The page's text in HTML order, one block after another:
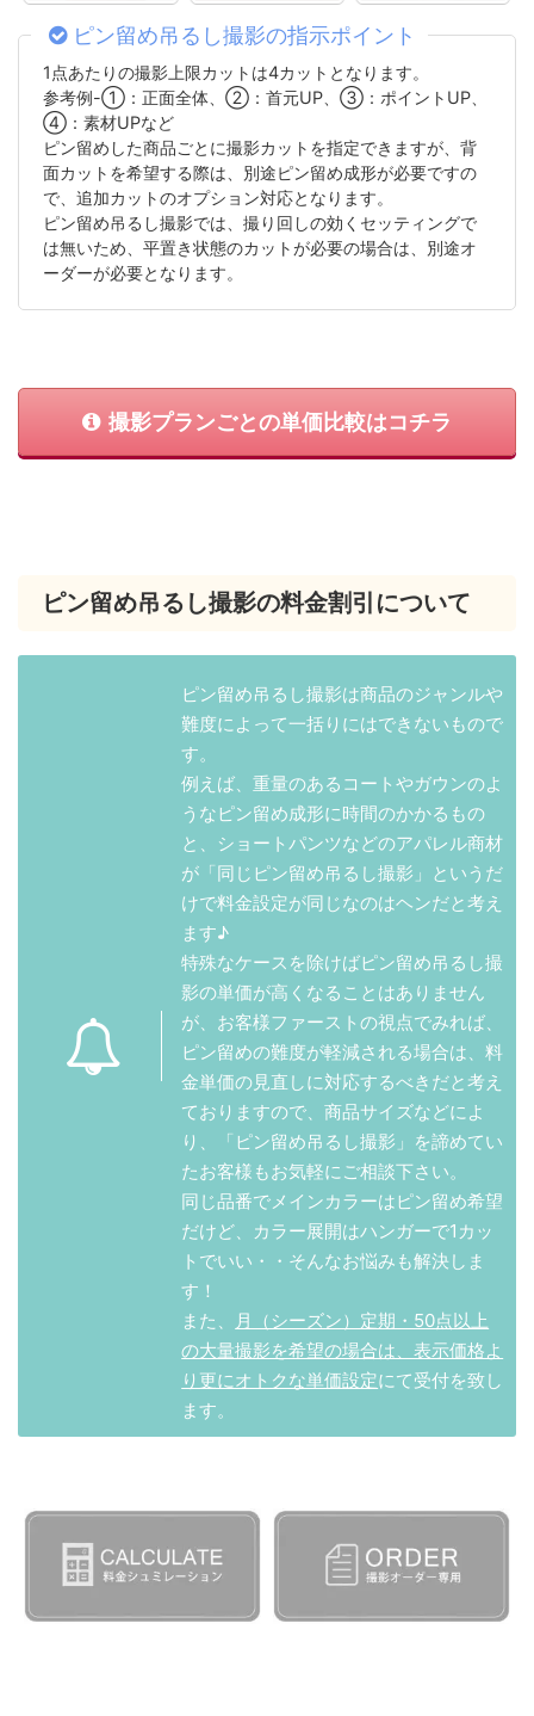
ピン留め吊るし撮影の指示ポイント
1点あたりの撮影上限カットは4カットとなります。
参考例-①：正面全体、②：首元UP、③：ポイントUP、
④：素材UPなど
ピン留めした商品ごとに撮影カットを指定できますが、背
面カットを希望する際は、別途ピン留め成形が必要ですの
で、追加カットのオプション対応となります。
ピン留め吊るし撮影では、撮り回しの効くセッティングで
は無いため、平置き状態のカットが必要の場合は、別途オ
ーダーが必要となります。
撮影プランごとの単価比較はコチラ
ピン留め吊るし撮影の料金割引について
ピン留め吊るし撮影は商品のジャンルや
難度によって一括りにはできないもので
す。
例えば、重量のあるコートやガウンのよ
うなピン留め成形に時間のかかるもの
と、ショートパンツなどのアパレル商材
が「同じピン留め吊るし撮影」というだ
けで料金設定が同じなのはヘンだと考え
ます♪
特殊なケースを除けばピン留め吊るし撮
影の単価が高くなることはありません
が、お客様ファーストの視点でみれば、
ピン留めの難度が軽減される場合は、料
金単価の見直しに対応するべきだと考え
ておりますので、商品サイズなどによ
り、「ピン留め吊るし撮影」を諦めてい
たお客様もお気軽にご相談下さい。
同じ品番でメインカラーはピン留め希望
だけど、カラー展開はハンガーで1カッ
トでいい・・そんなお悩みも解決しま
す！
また、 月（シーズン）定期・50点以上
の大量撮影を希望の場合は、表示価格よ
り更にオトクな単価設定にて受付を致し
ます。